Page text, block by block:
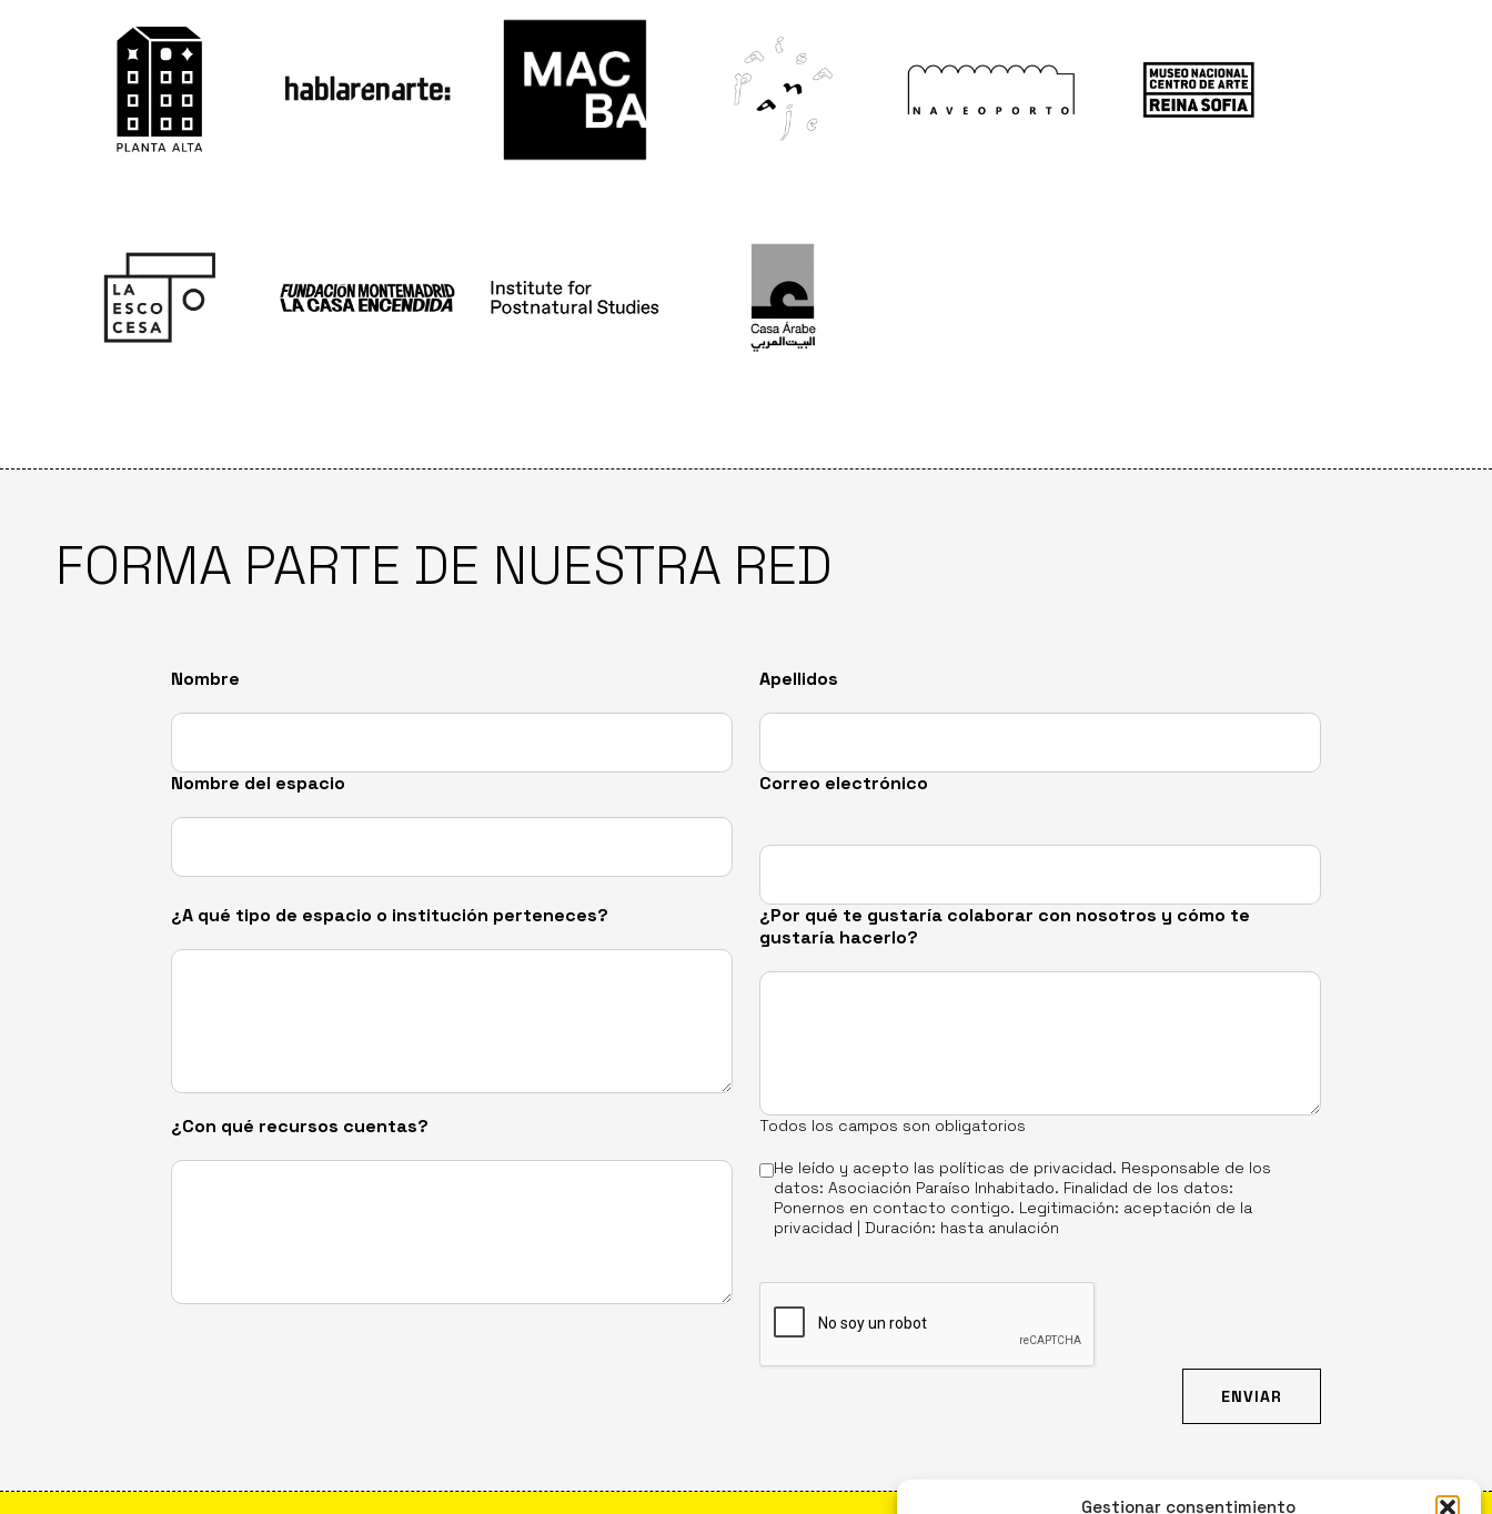
Gestionar consentimiento
FORMA PARTE DE NUESTRA RED
Nombre
Por favor, deja este campo vacío. Apellidos
Nombre del espacio Correo electrónico
Por favor, deja este campo vacío.
¿A qué tipo de espacio o institución perteneces?
¿Por qué te gustaría colaborar con nosotros y cómo te
gustaría hacerlo?
¿Con qué recursos cuentas? Todos los campos son obligatorios
He leído y acepto las políticas de privacidad. Responsable de los
datos: Asociación Paraíso Inhabitado. Finalidad de los datos:
Ponernos en contacto contigo. Legitimación: aceptación de la
privacidad | Duración: hasta anulación